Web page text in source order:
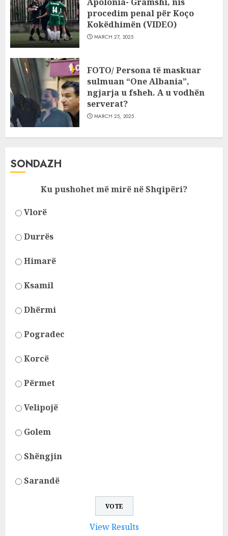
procedim penal për Koço
Kokëdhimën (VIDEO)
MARCH 27, 2025
FOTO/ Persona të maskuar
sulmuan “One Albania”,
ngjarja u fsheh. A u vodhën
serverat?
MARCH 25, 2025
SONDAZH
Ku pushohet më mirë në Shqipëri?
Vlorë
Durrës
Himarë
Ksamil
Dhërmi
Pogradec
Korcë
Përmet
Velipojë
Golem
Shëngjin
Sarandë
View Results